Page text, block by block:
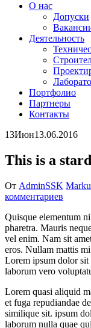
О нас
Допуски
Деятельность
Портфолио
Партнеры
Контакты
13Июн13.06.2016
This is a
От AdminSSK
комментариев
Quisque elementum
pharetra. Mauris
vel enim. Nam sit
eros. Nullam mattis
Lorem ipsum dolor sit
laborum vero
Lorem quasi aliquid
et fuga repudiandae
similique sit. ipsum
laborum nulla quae